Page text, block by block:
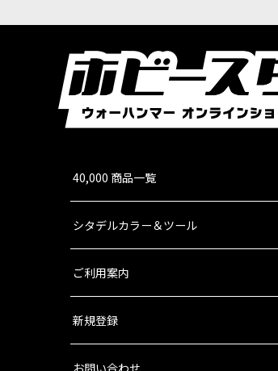
2,499円(税込)
1点
こちらは、送料無料・会員割
通してこの世界…
40,000 商品一覧
シタデルカラー＆ツール
ご利用案内
新規登録